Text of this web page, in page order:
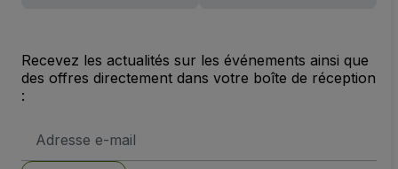
Recevez les actualités sur les événements ainsi que
des offres directement dans votre boîte de réception
:
e-